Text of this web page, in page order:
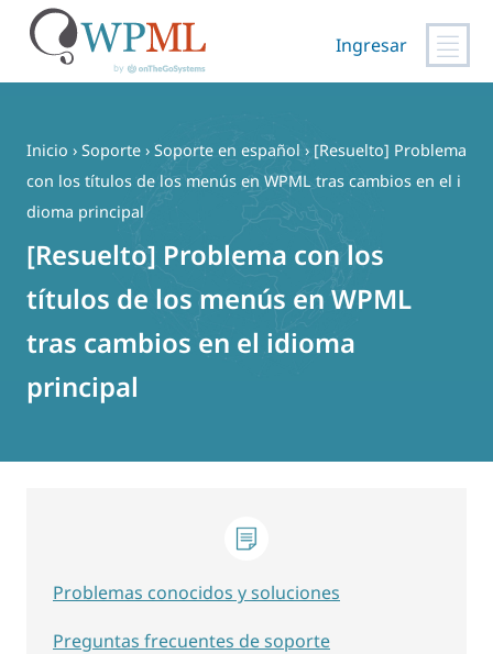
contenido
Ingresar
Inicio › Soporte › Soporte en español › [Resuelto] Problema
con los títulos de los menús en WPML tras cambios en el i
dioma principal
[Resuelto] Problema con los
títulos de los menús en WPML
tras cambios en el idioma
principal
Problemas conocidos y soluciones
Preguntas frecuentes de soporte